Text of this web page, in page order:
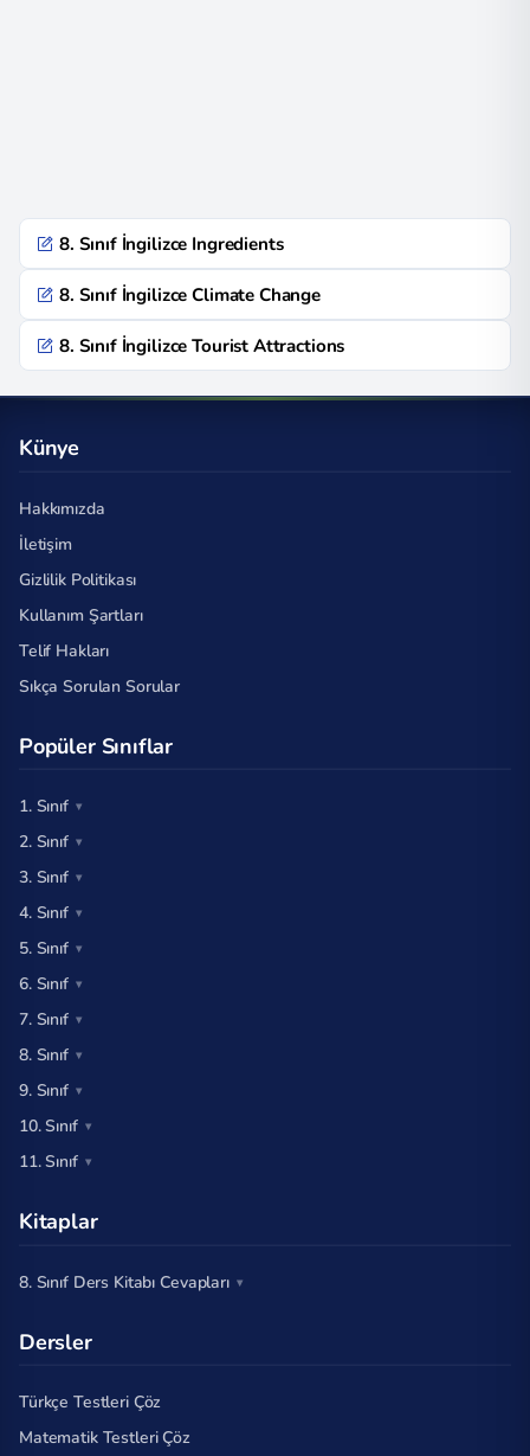
8. Sınıf İngilizce Ingredients
8. Sınıf İngilizce Climate Change
8. Sınıf İngilizce Tourist Attractions
Künye
Hakkımızda
İletişim
Gizlilik Politikası
Kullanım Şartları
Telif Hakları
Sıkça Sorulan Sorular
Popüler Sınıflar
1. Sınıf
2. Sınıf
3. Sınıf
4. Sınıf
5. Sınıf
6. Sınıf
7. Sınıf
8. Sınıf
9. Sınıf
10. Sınıf
11. Sınıf
Kitaplar
8. Sınıf Ders Kitabı Cevapları
Dersler
Türkçe Testleri Çöz
Matematik Testleri Çöz